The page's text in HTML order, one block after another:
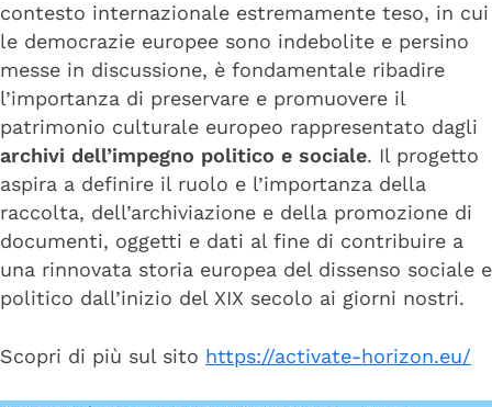
contesto internazionale estremamente teso, in cui
le democrazie europee sono indebolite e persino
messe in discussione, è fondamentale ribadire
l’importanza di preservare e promuovere il
patrimonio culturale europeo rappresentato dagli
archivi dell’impegno politico e sociale. Il progetto
aspira a definire il ruolo e l’importanza della
raccolta, dell’archiviazione e della promozione di
documenti, oggetti e dati al fine di contribuire a
una rinnovata storia europea del dissenso sociale e
politico dall’inizio del XIX secolo ai giorni nostri.
Scopri di più sul sito https://activate-horizon.eu/